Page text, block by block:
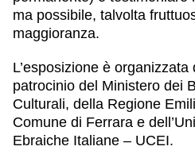
ma possibile, talvolta
maggioranza.
L’esposizione è
patrocinio del Ministero dei
Culturali, della Regione
Comune di Ferrara e
Ebraiche Italiane – UCEI.